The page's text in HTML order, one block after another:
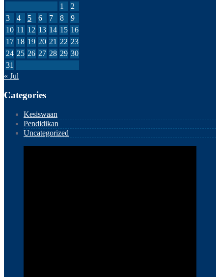
1
2
3
4 5 6 7 8
9
10 11 12 13 14 15 16
17 18 19 20 21 22 23
24 25 26 27 28 29 30
31
« Jul
Categories
Kesiswaan
Pendidikan
Uncategorized